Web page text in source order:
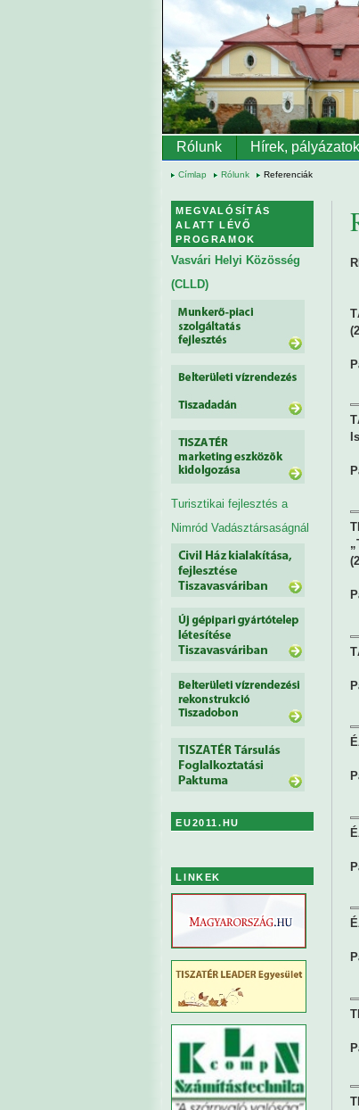
Ugrás a tartalomra
Rólunk Hírek, pályázatok
Címlap Rólunk Referenciák
MEGVALÓSÍTÁS
ALATT LÉVŐ
PROGRAMOK
Vasvári Helyi Közösség
(CLLD)
Turisztikai fejlesztés a
Nimród Vadásztársaságnál
EU2011.HU
LINKEK